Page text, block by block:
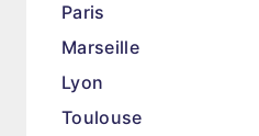
Paris
Marseille
Lyon
Toulouse